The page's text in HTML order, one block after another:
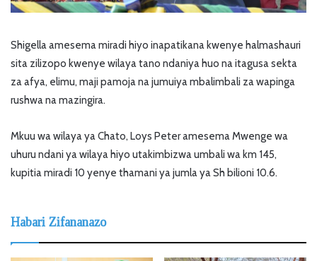
Shigella amesema miradi hiyo inapatikana kwenye halmashauri
sita zilizopo kwenye wilaya tano ndaniya huo na itagusa sekta
za afya, elimu, maji pamoja na jumuiya mbalimbali za wapinga
rushwa na mazingira.
Mkuu wa wilaya ya Chato, Loys Peter amesema Mwenge wa
uhuru ndani ya wilaya hiyo utakimbizwa umbali wa km 145,
kupitia miradi 10 yenye thamani ya jumla ya Sh bilioni 10.6.
Habari Zifananazo